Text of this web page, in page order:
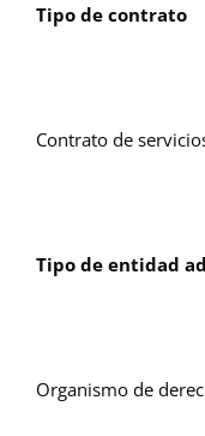
Tipo de contrato
Contrato de
Tipo de entidad
Organismo de